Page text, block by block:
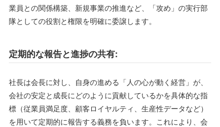
業員との関係構築、新規事業の推進など、「攻め」の実行部
隊としての役割と権限を明確に委譲します。
定期的な報告と進捗の共有:
社長は会長に対し、自身の進める「人の心が動く経営」が、
会社の安定と成長にどのように貢献しているかを具体的な指
標（従業員満足度、顧客ロイヤルティ、生産性データなど）
を用いて定期的に報告する義務を負います。これにより、会